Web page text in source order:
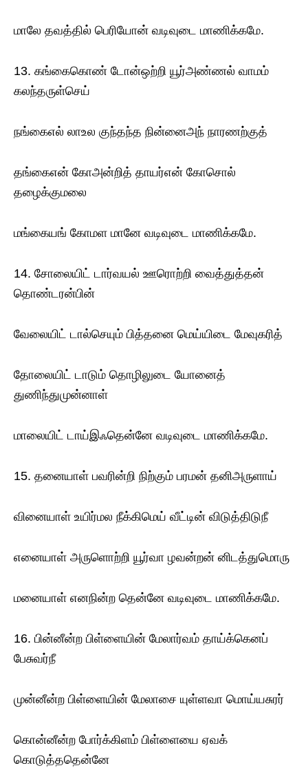
மாலே தவத்தில் பெரியோன் வடிவுடை மாணிக்கமே.
13. கங்கைகொண் டோன்ஒற்றி யூர்அண்ணல் வாமம்
கலந்தருள்செய்
நங்கைஎல் லாஉல குந்தந்த நின்னைஅந் நாரணற்குத்
தங்கைஎன் கோஅன்றித் தாயர்என் கோசொல்
தழைக்குமலை
மங்கையங் கோமள மானே வடிவுடை மாணிக்கமே.
14. சோலையிட் டார்வயல் ஊரொற்றி வைத்துத்தன்
தொண்டரன்பின்
வேலையிட் டால்செயும் பித்தனை மெய்யிடை மேவுகரித்
தோலையிட் டாடும் தொழிலுடை யோனைத்
துணிந்துமுன்னாள்
மாலையிட் டாய்இஃதென்னே வடிவுடை மாணிக்கமே.
15. தனையாள் பவரின்றி நிற்கும் பரமன் தனிஅருளாய்
வினையாள் உயிர்மல நீக்கிமெய் வீட்டின் விடுத்திடுநீ
எனையாள் அருளொற்றி யூர்வா ழவன்றன் னிடத்துமொரு
மனையாள் எனநின்ற தென்னே வடிவுடை மாணிக்கமே.
16. பின்னீன்ற பிள்ளையின் மேலார்வம் தாய்க்கெனப்
பேசுவர்நீ
முன்னீன்ற பிள்ளையின் மேலாசை யுள்ளவா மொய்யசுரர்
கொன்னீன்ற போர்க்கிளம் பிள்ளையை ஏவக்
கொடுத்ததென்னே